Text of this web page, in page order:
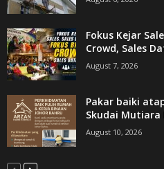
Fokus Kejar
Crowd, Sales
August 7, 2026
Pakar baiki
Skudai Mutiara
August 10, 2026